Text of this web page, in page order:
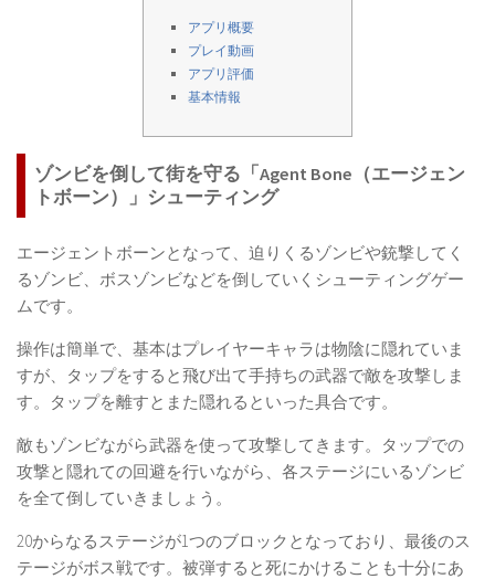
アプリ概要
プレイ動画
アプリ評価
基本情報
ゾンビを倒して街を守る「Agent Bone（エージェン
トボーン）」シューティング
エージェントボーンとなって、迫りくるゾンビや銃撃してく
るゾンビ、ボスゾンビなどを倒していくシューティングゲー
ムです。
操作は簡単で、基本はプレイヤーキャラは物陰に隠れていま
すが、タップをすると飛び出て手持ちの武器で敵を攻撃しま
す。タップを離すとまた隠れるといった具合です。
敵もゾンビながら武器を使って攻撃してきます。タップでの
攻撃と隠れての回避を行いながら、各ステージにいるゾンビ
を全て倒していきましょう。
20からなるステージが1つのブロックとなっており、最後のス
テージがボス戦です。被弾すると死にかけることも十分にあ